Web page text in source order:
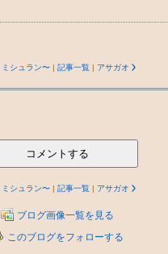
ミシュラン〜 | 記事一覧 | アサガオ
コメントする
ミシュラン〜 | 記事一覧 | アサガオ
ブログ画像一覧を見る
このブログをフォローする